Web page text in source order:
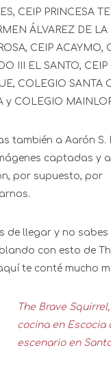
CEIP PRINCESA
ÁLVAREZ DE LA
CEIP ACAYMO,
III EL SANTO, CEIP
COLEGIO SANTA
y COLEGIO
también a Aarón S.
captadas y
por supuesto, por
de llegar y no sabes
con esto de
te conté mucho
The Brave
cocina en Escocia
escenario en